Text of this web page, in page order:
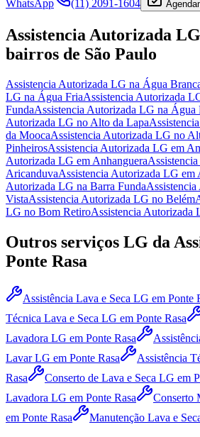
WhatsApp (11) 2091-1604
Assistencia Autorizada LG
bairros de São Paulo
Assistencia Autorizada LG na Água
LG na Água FriaAssistencia Autorizada
FundaAssistencia Autorizada LG na Água
Autorizada LG no Alto da Lapa
da MoocaAssistencia Autorizada LG no
PinheirosAssistencia Autorizada LG em
Autorizada LG em Anhanguera
AricanduvaAssistencia Autorizada LG em
Autorizada LG na Barra Funda
VistaAssistencia Autorizada LG no Belém
LG no Bom RetiroAssistencia Autorizada
Outros serviços LG da
Ponte Rasa
Assistência Lava e Seca LG em Ponte
Técnica Lava e Seca LG em Ponte Rasa
Lavadora LG em Ponte Rasa
Lavar LG em Ponte Rasa Assistência
Rasa
Conserto de Lava e Seca LG em
Lavadora LG em Ponte Rasa
Conserto
em Ponte Rasa
Manutenção Lava e